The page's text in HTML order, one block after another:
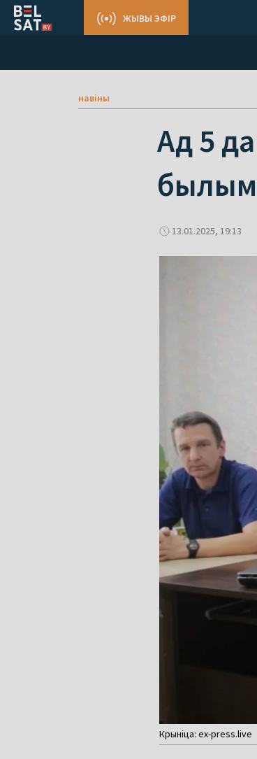
ЖЫВЫ ЭФІР
навіны
Ад 5
13.01.2025, 19:13
Крыніца: ex-press.live